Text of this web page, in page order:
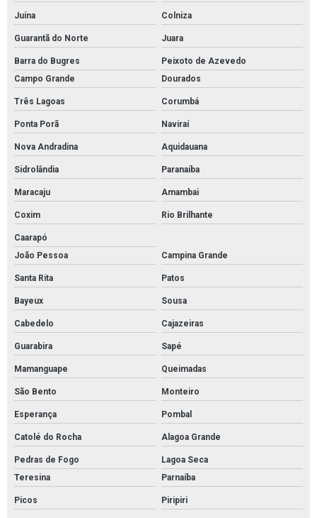
Juína Colniza
Guarantã do Norte Juara
Barra do Bugres
Peixoto de Azevedo
Campo Grande
Dourados
Três Lagoas Corumbá
Ponta Porã Naviraí
Nova Andradina Aquidauana
Sidrolândia Paranaíba
Maracaju Amambai
Coxim Rio Brilhante
Caarapó
João Pessoa
Campina Grande
Santa Rita Patos
Bayeux Sousa
Cabedelo Cajazeiras
Guarabira Sapé
Mamanguape Queimadas
São Bento Monteiro
Esperança Pombal
Catolé do Rocha Alagoa Grande
Pedras de Fogo
Lagoa Seca
Teresina
Parnaíba
Picos Piripiri